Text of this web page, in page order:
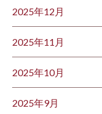
2025年12月
2025年11月
2025年10月
2025年9月